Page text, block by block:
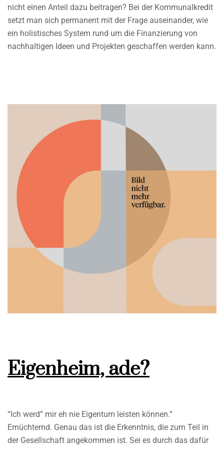
nicht einen Anteil dazu beitragen? Bei der Kommunalkredit
setzt man sich permanent mit der Frage auseinander, wie
ein holistisches System rund um die Finanzierung von
nachhaltigen Ideen und Projekten geschaffen werden kann.
Eigenheim, ade?
“Ich werd” mir eh nie Eigentum leisten können.”
Ernüchternd. Genau das ist die Erkenntnis, die zum Teil in
der Gesellschaft angekommen ist. Sei es durch das dafür